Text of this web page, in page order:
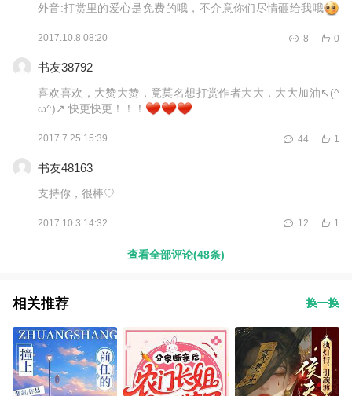
外音:打赏里的爱心是免费的哦，不介意你们尽情砸给我哦
2017.10.8 08:20 0
8
书友38792
喜欢喜欢，大赞大赞，竟莫名想打赏作者大大，大大加油↖(^
ω^)↗ 快更快更！！！
2017.7.25 15:39 1
44
书友48163
支持你，很棒♡
2017.10.3 14:32 1
12
查看全部评论(48条)
相关推荐 换一换